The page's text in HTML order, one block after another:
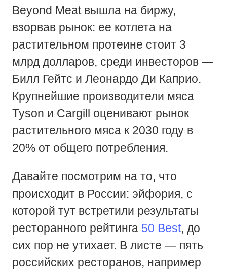
Beyond Meat вышла на биржу,
взорвав рынок: ее котлета на
растительном протеине стоит 3
млрд долларов, среди инвесторов —
Билл Гейтс и Леонардо Ди Каприо.
Крупнейшие производители мяса
Tyson и Cargill оценивают рынок
растительного мяса к 2030 году в
20% от общего потребления.
Давайте посмотрим на то, что
происходит в России: эйфория, с
которой тут встретили результаты
ресторанного рейтинга 50 Best, до
сих пор не утихает. В листе — пять
российских ресторанов, например